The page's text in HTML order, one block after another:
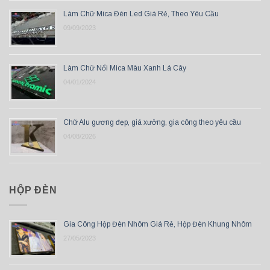
Làm Chữ Mica Đèn Led Giá Rẻ, Theo Yêu Cầu
09/09/2023
Làm Chữ Nổi Mica Màu Xanh Lá Cây
04/01/2024
Chữ Alu gương đẹp, giá xưởng, gia công theo yêu cầu
04/08/2026
HỘP ĐÈN
Gia Công Hộp Đèn Nhôm Giá Rẻ, Hộp Đèn Khung Nhôm
27/05/2023